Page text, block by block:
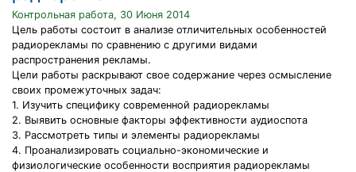
Контрольная работа, 30 Июня 2014
Цель работы состоит в анализе отличительных особенностей
радиорекламы по сравнению с другими видами
распространения рекламы.
Цели работы раскрывают свое содержание через осмысление
своих промежуточных задач:
1. Изучить специфику современной радиорекламы
2. Выявить основные факторы эффективности аудиоспота
3. Рассмотреть типы и элементы радиорекламы
4. Проанализировать социально-экономические и
физиологические особенности восприятия радиорекламы